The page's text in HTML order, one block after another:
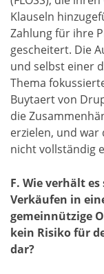
Klauseln
Zahlung für ihre
gescheitert. Die
und selbst einer
Thema
Buytaert von
die
erzielen, und war
nicht vollständig
F. Wie verhält
Verkäufen in
gemeinnützige
kein Risiko für
dar?